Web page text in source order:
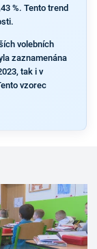
%. Tento trend
volebních
zaznamenána
tak i v
vzorec